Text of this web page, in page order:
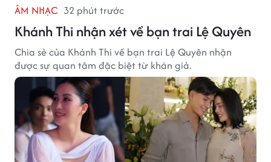
ÂM NHẠC 32 phút trước
Khánh Thi nhận xét về bạn trai Lệ Quyên
Chia sẻ của Khánh Thi về bạn trai Lệ Quyên nhận
được sự quan tâm đặc biệt từ khán giả.